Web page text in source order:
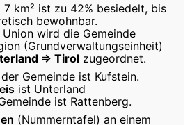
7 km² ist zu 42% besiedelt, bis
bewohnbar.
wird die Gemeinde
(Grundverwaltungseinheit)
⇒ Tirol zugeordnet.
der Gemeinde ist Kufstein.
ist Unterland
ist Rattenberg.
(Nummerntafel) an einem